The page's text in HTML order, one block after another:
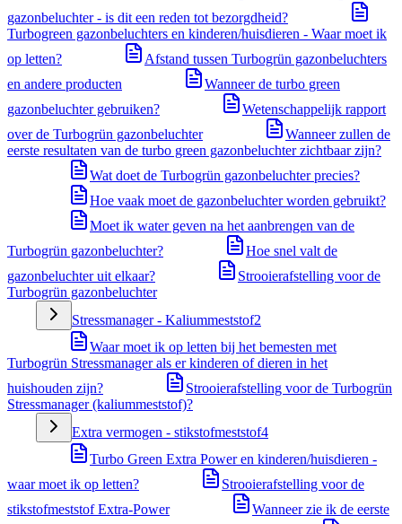
gazonbeluchter - is dit een reden tot bezorgdheid?
Turbogreen gazonbeluchters en kinderen/huisdieren - Waar moet ik
op letten?
Afstand tussen Turbogrün gazonbeluchters
en andere producten
Wanneer de turbo green
gazonbeluchter gebruiken?
Wetenschappelijk rapport
over de Turbogrün gazonbeluchter
Wanneer zullen de
eerste resultaten van de turbo green gazonbeluchter zichtbaar zijn?
Wat doet de Turbogrün gazonbeluchter precies?
Hoe vaak moet de gazonbeluchter worden gebruikt?
Moet ik water geven na het aanbrengen van de
Turbogrün gazonbeluchter?
Hoe snel valt de
gazonbeluchter uit elkaar?
Strooierafstelling voor de
Turbogrün gazonbeluchter
Stressmanager - Kaliummeststof2
Waar moet ik op letten bij het bemesten met
Turbogrün Stressmanager als er kinderen of dieren in het
huishouden zijn?
Strooierafstelling voor de Turbogrün
Stressmanager (kaliummeststof)?
Extra vermogen - stikstofmeststof4
Turbo Green Extra Power en kinderen/huisdieren -
waar moet ik op letten?
Strooierafstelling voor de
stikstofmeststof Extra-Power
Wanneer zie ik de eerste